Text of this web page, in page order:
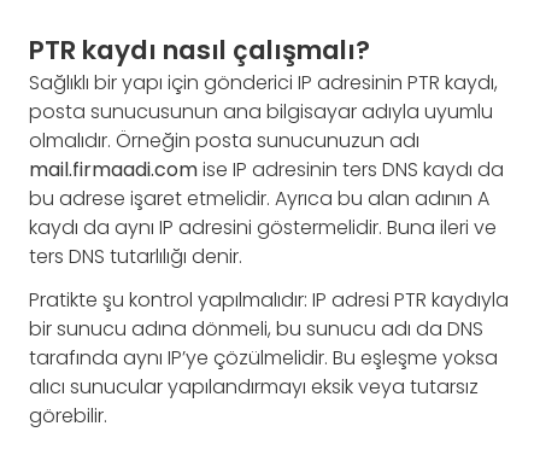
PTR kaydı nasıl çalışmalı?
Sağlıklı bir yapı için gönderici IP adresinin PTR kaydı,
posta sunucusunun ana bilgisayar adıyla uyumlu
olmalıdır. Örneğin posta sunucunuzun adı
mail.firmaadi.comise IP adresinin ters DNS kaydı da
bu adrese işaret etmelidir. Ayrıca bu alan adının A
kaydı da aynı IP adresini göstermelidir. Buna ileri ve
ters DNS tutarlılığı denir.
Pratikte şu kontrol yapılmalıdır: IP adresi PTR kaydıyla
bir sunucu adına dönmeli, bu sunucu adı da DNS
tarafında aynı IP’ye çözülmelidir. Bu eşleşme yoksa
alıcı sunucular yapılandırmayı eksik veya tutarsız
görebilir.